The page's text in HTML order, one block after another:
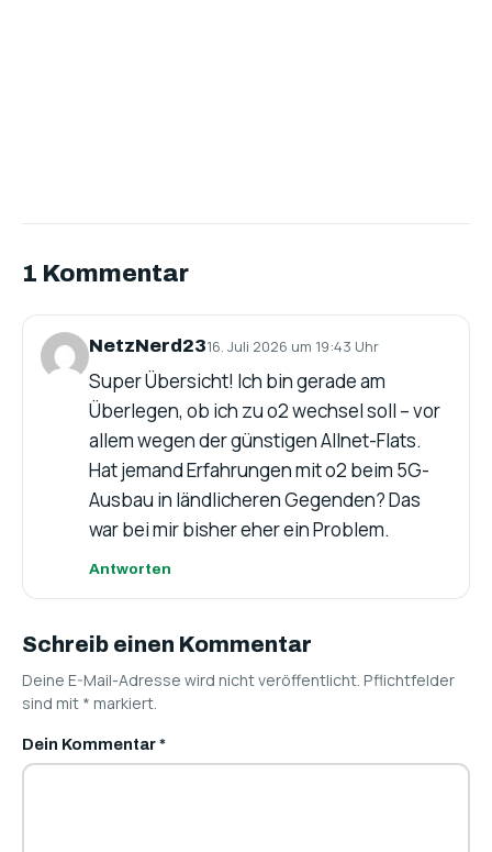
1 Kommentar
NetzNerd2316. Juli 2026 um 19:43 Uhr
Super Übersicht! Ich bin gerade am
Überlegen, ob ich zu o2 wechsel soll – vor
allem wegen der günstigen Allnet-Flats.
Hat jemand Erfahrungen mit o2 beim 5G-
Ausbau in ländlicheren Gegenden? Das
war bei mir bisher eher ein Problem.
Antworten
Schreib einen Kommentar
Deine E-Mail-Adresse wird nicht veröffentlicht. Pflichtfelder
sind mit * markiert.
Dein Kommentar*